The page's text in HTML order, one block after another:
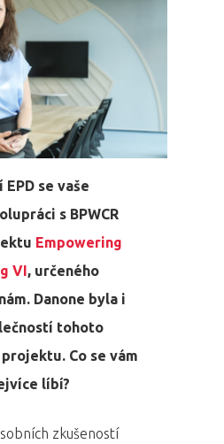
se vaše
s BPWCR
Empowering
VI, určeného
Danone byla i
tohoto
Co se vám
líbí?
zkušeností